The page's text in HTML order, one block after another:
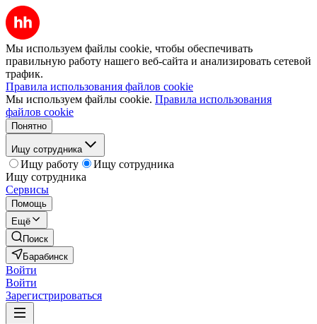
Мы используем файлы cookie, чтобы обеспечивать
правильную работу нашего веб-сайта и анализировать сетевой
трафик.
Правила использования файлов cookie
Мы используем файлы cookie. Правила использования
файлов cookie
Понятно
Ищу сотрудника
Ищу работу
Ищу сотрудника
Ищу сотрудника
Сервисы
Помощь
Ещё
Поиск
Барабинск
Войти
Войти
Зарегистрироваться